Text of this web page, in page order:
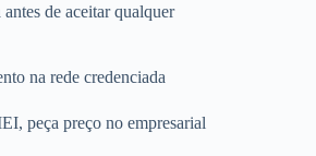
de aceitar qualquer
na rede credenciada
peça preço no empresarial